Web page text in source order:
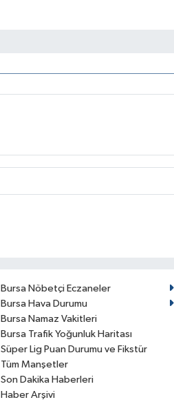
Bursa Nöbetçi Eczaneler
Bursa Hava Durumu
Bursa Namaz Vakitleri
Bursa Trafik Yoğunluk Haritası
Süper Lig Puan Durumu ve Fikstür
Tüm Manşetler
Son Dakika Haberleri
Haber Arşivi